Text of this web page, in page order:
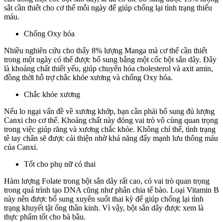
sắt cần thiết cho cơ thể mỗi ngày để giúp chống lại tình trạng thiếu
máu.
Chống Oxy hóa
Nhiều nghiên cứu cho thấy 8% lượng Manga mà cơ thể cần thiết
trong một ngày có thể được bổ sung bằng một cốc bột sắn dây. Đây
là khoáng chất thiết yếu, giúp chuyển hóa cholesterol và axit amin,
đồng thời hỗ trợ chắc khỏe xương và chống Oxy hóa.
Chắc khỏe xương
Nếu lo ngại vấn đề về xương khớp, bạn cần phải bổ sung đủ lượng
Canxi cho cơ thể. Khoáng chất này đóng vai trò vô cùng quan trọng
trong việc giúp răng và xương chắc khỏe. Không chỉ thế, tình trạng
tê tay chân sẽ được cải thiện nhờ khả năng đẩy mạnh lưu thông máu
của Canxi.
Tốt cho phụ nữ có thai
Hàm lượng Folate trong bột sắn dây rất cao, có vai trò quan trọng
trong quá trình tạo DNA cũng như phân chia tế bào. Loại Vitamin B
này nên được bổ sung xuyên suốt thai kỳ để giúp chống lại tình
trạng khuyết tật ống thần kinh. Vì vậy, bột sắn dây được xem là
thực phẩm tốt cho bà bầu.